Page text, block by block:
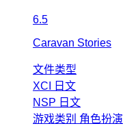
6.5
Caravan Stories
文件类型
XCI
日文
NSP 日文
游戏类别 角色扮演